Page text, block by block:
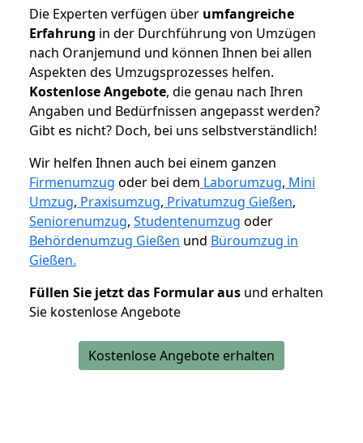
Die Experten verfügen über umfangreiche
Erfahrung in der Durchführung von Umzügen
nach Oranjemund und können Ihnen bei allen
Aspekten des Umzugsprozesses helfen.
Kostenlose Angebote, die genau nach Ihren
Angaben und Bedürfnissen angepasst werden?
Gibt es nicht? Doch, bei uns selbstverständlich!
Wir helfen Ihnen auch bei einem ganzen
Firmenumzug oder bei dem Laborumzug, Mini
Umzug, Praxisumzug, Privatumzug Gießen,
Seniorenumzug, Studentenumzug oder
Behördenumzug Gießen und Büroumzug in
Gießen.
Füllen Sie jetzt das Formular aus und erhalten
Sie kostenlose Angebote
Kostenlose Angebote erhalten